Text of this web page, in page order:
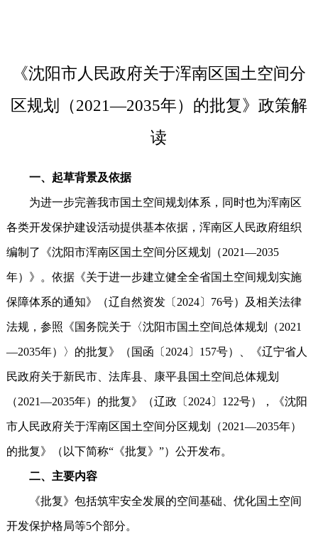
《沈阳市人民政府关于浑南区国土空间分
区规划（2021—2035年）的批复》政策解
读
一、起草背景及依据
为进一步完善我市国土空间规划体系，同时也为浑南区
各类开发保护建设活动提供基本依据，浑南区人民政府组织
编制了《沈阳市浑南区国土空间分区规划（2021—2035
年）》。依据《关于进一步建立健全全省国土空间规划实施
保障体系的通知》（辽自然资发〔2024〕76号）及相关法律
法规，参照《国务院关于〈沈阳市国土空间总体规划（2021
—2035年）〉的批复》（国函〔2024〕157号）、《辽宁省人
民政府关于新民市、法库县、康平县国土空间总体规划
（2021—2035年）的批复》（辽政〔2024〕122号），《沈阳
市人民政府关于浑南区国土空间分区规划（2021—2035年）
的批复》（以下简称“《批复》”）公开发布。
二、主要内容
《批复》包括筑牢安全发展的空间基础、优化国土空间
开发保护格局等5个部分。